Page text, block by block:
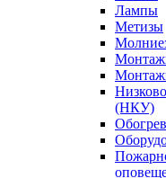
Лампы
Метизы
(НКУ)